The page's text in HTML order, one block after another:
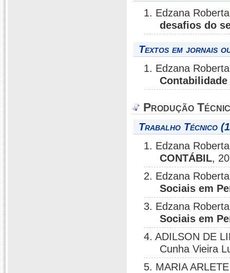
1. Edzana
desafios do
Textos em jornais
1. Edzana
Produção
Trabalho Técnico
1. Edzana
CONTÁBIL,
2. Edzana
Sociais em
3. Edzana
Sociais em
4. ADILSON DE
Cunha Vieira
5. MARIA